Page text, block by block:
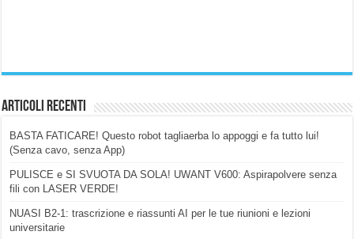
Articoli Recenti
BASTA FATICARE! Questo robot tagliaerba lo appoggi e fa tutto lui!
(Senza cavo, senza App)
PULISCE e SI SVUOTA DA SOLA! UWANT V600: Aspirapolvere senza
fili con LASER VERDE!
NUASI B2-1: trascrizione e riassunti AI per le tue riunioni e lezioni
universitarie